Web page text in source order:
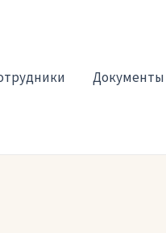
Документы